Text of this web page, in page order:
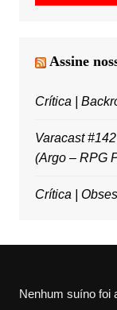
Assine
Crítica |
Varacast
(Argo – RPG
Crítica |
Nenhum suíno foi